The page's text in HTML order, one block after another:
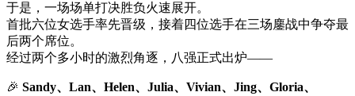
于是，一场场单打决胜负火速展开。
首批六位女选手率先晋级，接着四位选手在三场鏖战中争夺最
后两个席位。
经过两个多小时的激烈角逐，八强正式出炉——
🎉 Sandy、Lan、Helen、Julia、Vivian、Jing、Gloria、